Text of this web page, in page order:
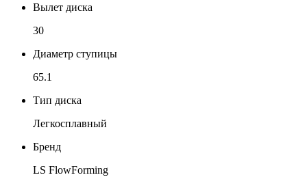
Вылет диска
30
Диаметр ступицы
65.1
Тип диска
Легкосплавный
Бренд
LS FlowForming